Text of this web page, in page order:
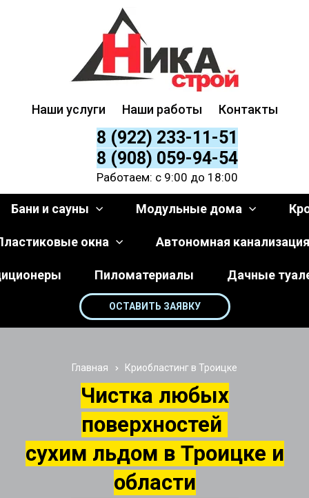
Наши услуги Наши работы Контакты
8 (922) 233-11-51
8 (908) 059-94-54
Работаем: с 9:00 до 18:00
Бани и сауны Модульные дома
окна Автономная канализация
Пиломатериалы Дачные
ОСТАВИТЬ ЗАЯВКУ
Главная Криобластинг в Троицке
Чистка любых
поверхностей
сухим льдом в Троицке и
области